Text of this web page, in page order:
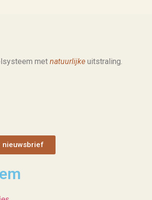
met natuurlijke uitstraling.
nieuwsbrief